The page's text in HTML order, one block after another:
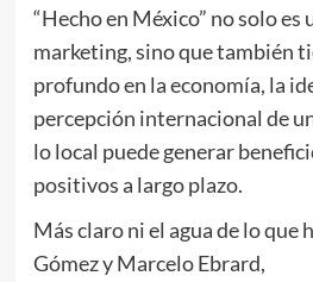
“Hecho en México” no solo es
marketing, sino que también
profundo en la economía, la
percepción internacional de
lo local puede generar
positivos a largo plazo.
Más claro ni el agua de lo que
Gómez y Marcelo Ebrard,